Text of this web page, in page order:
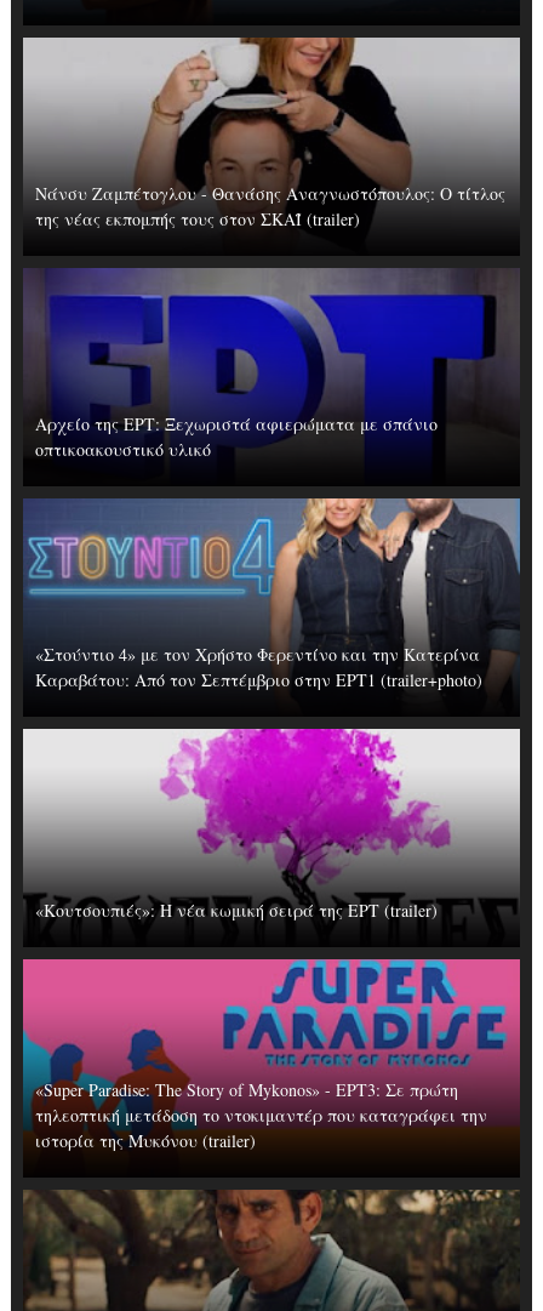
Νάνσυ Ζαμπέτογλου - Θανάσης Αναγνωστόπουλος: Ο τίτλος
της νέας εκπομπής τους στον ΣΚΑΪ (trailer)
Αρχείο της ΕΡΤ: Ξεχωριστά αφιερώματα με σπάνιο
οπτικοακουστικό υλικό
«Στούντιο 4» με τον Χρήστο Φερεντίνο και την Κατερίνα
Καραβάτου: Από τον Σεπτέμβριο στην ΕΡΤ1 (trailer+photo)
«Κουτσουπιές»: Η νέα κωμική σειρά της ΕΡΤ (trailer)
«Super Paradise: The Story of Mykonos» - ΕΡΤ3: Σε πρώτη
τηλεοπτική μετάδοση το ντοκιμαντέρ που καταγράφει την
ιστορία της Μυκόνου (trailer)